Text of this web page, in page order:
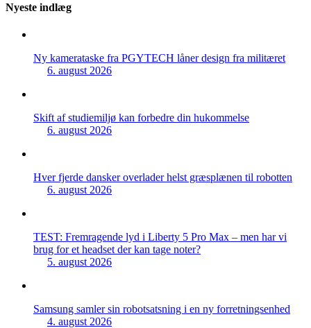
Nyeste indlæg
Ny kamerataske fra PGYTECH låner design fra militæret
6. august 2026
Skift af studiemiljø kan forbedre din hukommelse
6. august 2026
Hver fjerde dansker overlader helst græsplænen til robotten
6. august 2026
TEST: Fremragende lyd i Liberty 5 Pro Max – men har vi
brug for et headset der kan tage noter?
5. august 2026
Samsung samler sin robotsatsning i en ny forretningsenhed
4. august 2026